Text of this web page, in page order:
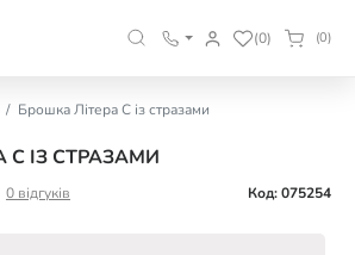
(0) (0)
Брошка Літера С із стразами
С ІЗ СТРАЗАМИ
0 відгуків Код: 075254